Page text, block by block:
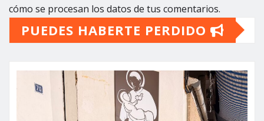
cómo se procesan los datos de tus comentarios.
PUEDES HABERTE PERDIDO